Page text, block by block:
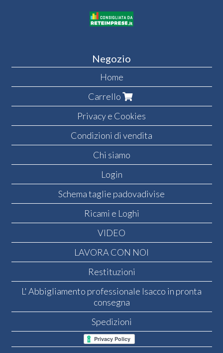
Negozio
Home
Carrello
Privacy e Cookies
Condizioni di vendita
Chi siamo
Login
Schema taglie padovadivise
Ricami e Loghi
VIDEO
LAVORA CON NOI
Restituzioni
L' Abbigliamento professionale Isacco in pronta
consegna
Spedizioni